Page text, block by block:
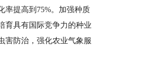
率提高到75%。加强种质
育具有国际竞争力的种业
害防治，强化农业气象服